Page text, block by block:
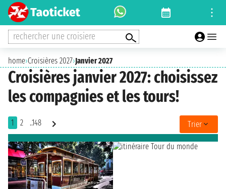
rechercher une croisiere
home›Croisières 2027›Janvier 2027
Croisières janvier 2027: choisissez
les compagnies et les tours!
1 2 ..148 Trier